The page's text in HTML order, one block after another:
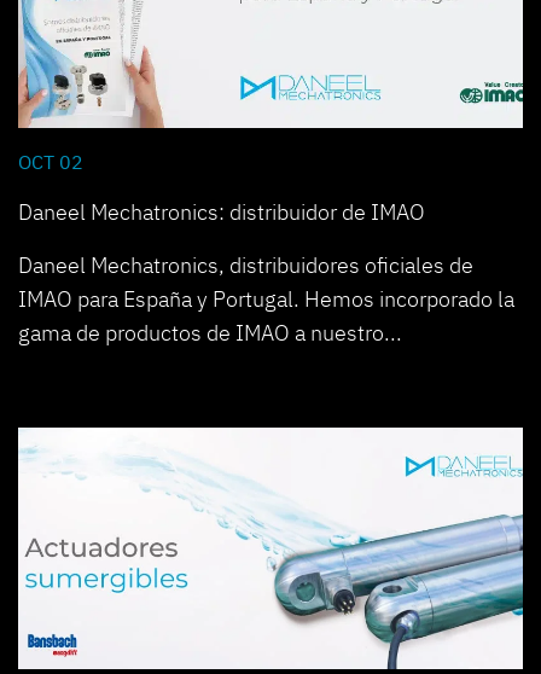
OCT 02
Daneel Mechatronics: distribuidor de IMAO
Daneel Mechatronics, distribuidores oficiales de
IMAO para España y Portugal. Hemos incorporado la
gama de productos de IMAO a nuestro...